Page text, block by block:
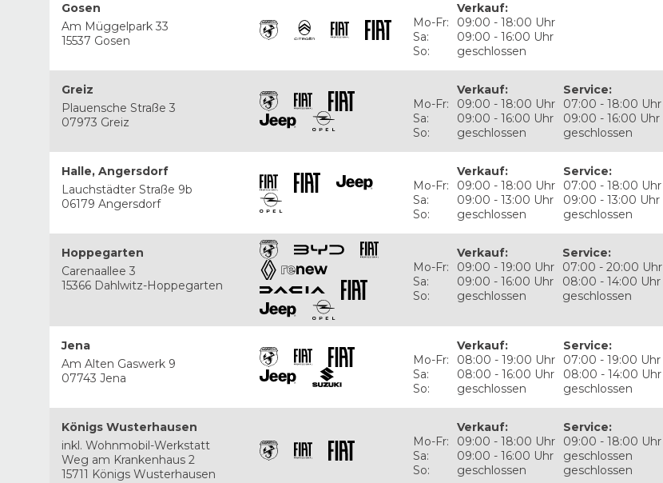
Gosen
Am Müggelpark 33
15537 Gosen
Mo-Fr:
Sa:
So:
Verkauf:
09:00 - 18:00 Uhr
09:00 - 16:00 Uhr
geschlossen
Greiz
Plauensche Straße 3
07973 Greiz
Mo-Fr:
Sa:
So:
Verkauf:
09:00 - 18:00 Uhr
09:00 - 16:00 Uhr
geschlossen
Service:
07:00 - 18:00 Uhr
09:00 - 16:00 Uhr
geschlossen
Halle, Angersdorf
Lauchstädter Straße 9b
06179 Angersdorf
Mo-Fr:
Sa:
So:
Verkauf:
09:00 - 18:00 Uhr
09:00 - 13:00 Uhr
geschlossen
Service:
07:00 - 18:00 Uhr
09:00 - 13:00 Uhr
geschlossen
Hoppegarten
Carenaallee 3
15366 Dahlwitz-Hoppegarten
Mo-Fr:
Sa:
So:
Verkauf:
09:00 - 19:00 Uhr
09:00 - 16:00 Uhr
geschlossen
Service:
07:00 - 20:00 Uhr
08:00 - 14:00 Uhr
geschlossen
Jena
Am Alten Gaswerk 9
07743 Jena
Mo-Fr:
Sa:
So:
Verkauf:
08:00 - 19:00 Uhr
08:00 - 16:00 Uhr
geschlossen
Service:
07:00 - 19:00 Uhr
08:00 - 14:00 Uhr
geschlossen
Königs Wusterhausen
inkl. Wohnmobil-Werkstatt
Weg am Krankenhaus 2
15711 Königs Wusterhausen
Mo-Fr:
Sa:
So:
Verkauf:
09:00 - 18:00 Uhr
09:00 - 16:00 Uhr
geschlossen
Service:
09:00 - 18:00 Uhr
geschlossen
geschlossen